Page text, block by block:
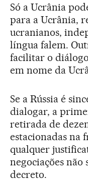
Só a Ucrânia
para a Ucrânia,
ucranianos,
língua falem.
facilitar o
em nome da
Se a Rússia é
dialogar, a
retirada de
estacionadas na
qualquer
negociações
decreto.